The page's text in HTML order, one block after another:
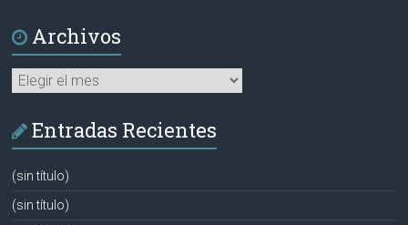
Archivos
Archivos
Entradas Recientes
(sin título)
(sin título)